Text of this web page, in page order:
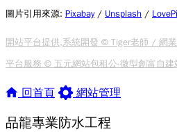
圖片引用來源: Pixabay/ Unsplash /
開站平台提供,系統開發 © Tiger老師 / 網
平台服務 © 五元網站包租公-微型創富自建
回首頁 網站管理
品龍專業防水工程